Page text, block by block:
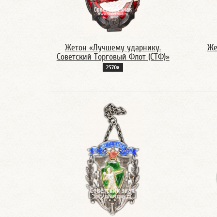
Жетон «Лучшему ударнику.
Советский Торговый Флот (СТФ)»
2570а